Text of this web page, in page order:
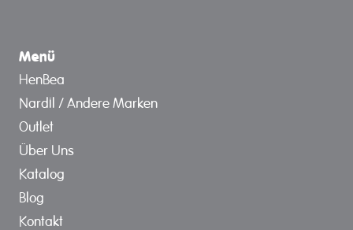
Menü
HenBea
Nardil / Andere Marken
Outlet
Über Uns
Katalog
Blog
Kontakt